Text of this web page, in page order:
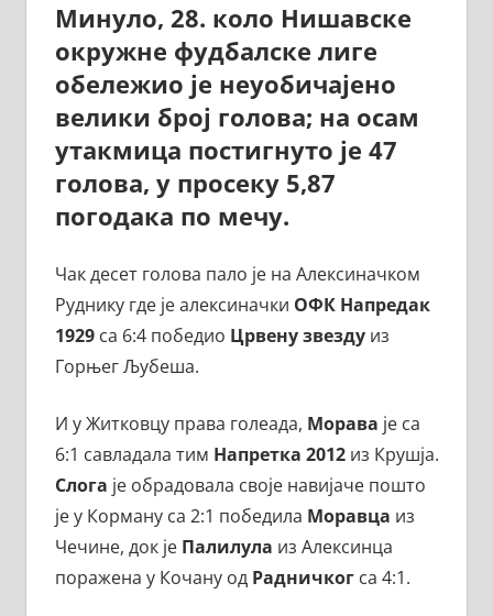
Минуло, 28. коло Нишавске
окружне фудбалске лиге
обележио је неуобичајено
велики број голова; на осам
утакмица постигнуто је 47
голова, у просеку 5,87
погодака по мечу.
Чак десет голова пало је на Алексиначком
Руднику где је алексиначки ОФК Напредак
1929са 6:4 победио Црвену звездуиз
Горњег Љубеша.
И у Житковцу права голеада, Морава је са
6:1 савладала тим Напретка 2012из Крушја.
Слога је обрадовала своје навијаче пошто
је у Корману са 2:1 победила Моравца из
Чечине, док је Палилула из Алексинца
поражена у Кочану од Радничкогса 4:1.